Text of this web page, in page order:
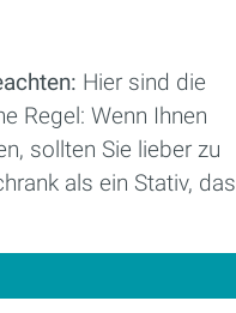
Hier sind die
Regel: Wenn Ihnen
sollten Sie lieber zu
als ein Stativ, das